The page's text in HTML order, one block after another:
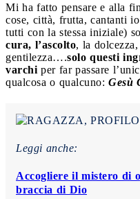
Mi ha fatto pensare e alla
cose, città, frutta, cantanti
tutti con la stessa iniziale)
cura, l’ascolto, la
gentilezza….solo questi
varchi per far passare
qualcosa o qualcuno: Gesù
Leggi anche:
Accogliere il mistero di
braccia di Dio